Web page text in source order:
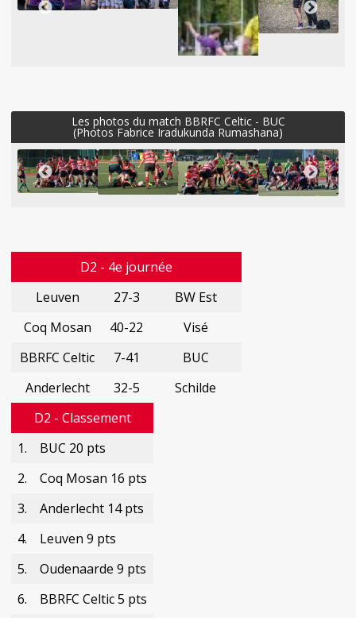
Les photos du match BBRFC Celtic - BUC
(Photos Fabrice Iradukunda Rumashana)
D2 - 4e journée
Leuven
27-3
BW Est
Coq Mosan
40-22
Visé
BBRFC Celtic
7-41
BUC
Anderlecht
32-5
Schilde
D2 - Classement
1.
BUC 20 pts
2.
Coq Mosan 16 pts
3.
Anderlecht 14 pts
4.
Leuven 9 pts
5.
Oudenaarde 9 pts
6.
BBRFC Celtic 5 pts